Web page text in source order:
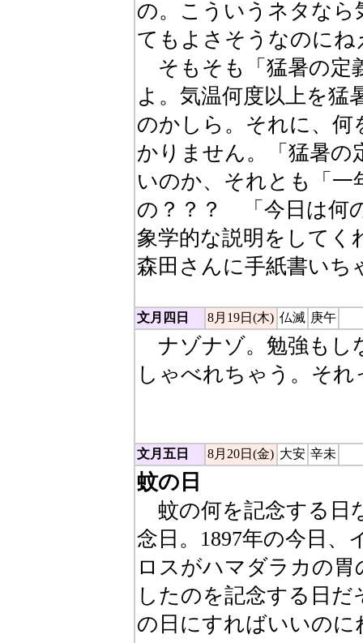
の。こういうネタな
てもよさそうなのにね
そもそも「猛暑の定
よ。気温何度以上を猛
のかしら。それに、
かりません。「猛暑の
いのか、それとも「一
の？？？ 「今日は何
象学的な説明をして
森田さんに手紙書いち
文月四日 8月19日(木) 仏滅 庚午
ナゾナゾ。勉強もし
しゃべれちゃう。そ
文月五日 8月20日(金) 大安 辛未
蚊の日
蚊の何を記念する日
念日。1897年の今日
ロスがハマダラカの
したのを記念する日
の日にすればいいのに